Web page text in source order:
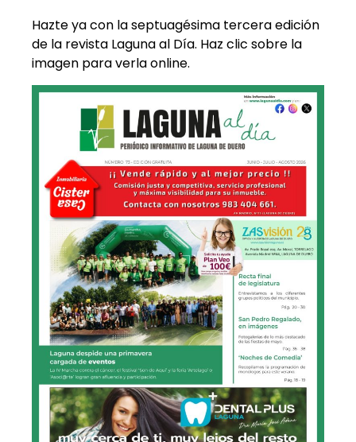
Hazte ya con la septuagésima tercera edición
de la revista Laguna al Día. Haz clic sobre la
imagen para verla online.